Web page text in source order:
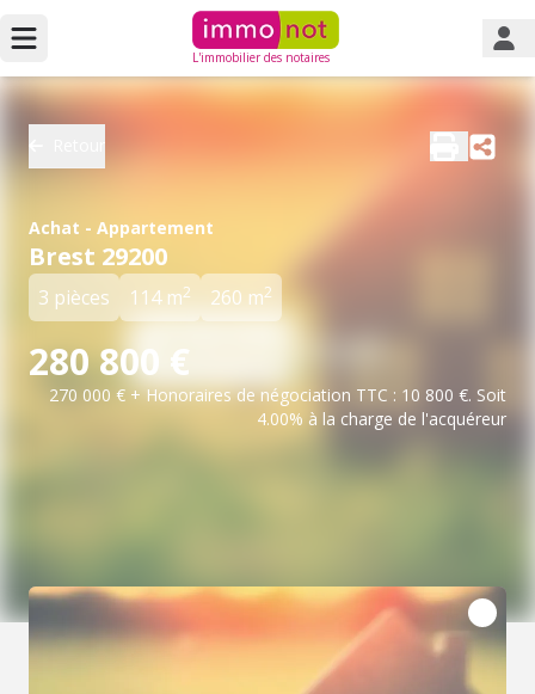
L'immobilier des notaires
Achat - Appartement
Brest 29200
3 pièces 114 m2 260 m2
280 800 €
270 000 € + Honoraires de négociation TTC : 10 800 €. Soit
4.00% à la charge de l'acquéreur